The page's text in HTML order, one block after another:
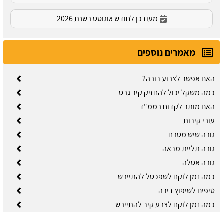
מעודכן לחודש אוגוסט בשנת 2026
מאמרים נוספים
האם אפשר לצבוע רובה?
כמה משקל יכול להחזיק קיר גבס
האם מותר לקדוח בממ"ד
עובי קירות
גובה שיש מטבח
גובה תליית מראה
גובה אסלה
כמה זמן לוקח לשפכטל להתייבש
טיפים לשיפוץ דירה
כמה זמן לוקח לצבע קיר להתייבש